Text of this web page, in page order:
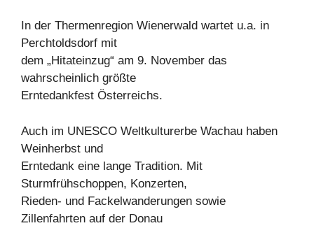
In der Thermenregion Wienerwald wartet u.a. in
Perchtoldsdorf mit
dem „Hitateinzug“ am 9. November das
wahrscheinlich größte
Erntedankfest Österreichs.
Auch im UNESCO Weltkulturerbe Wachau haben
Weinherbst und
Erntedank eine lange Tradition. Mit
Sturmfrühschoppen, Konzerten,
Rieden- und Fackelwanderungen sowie
Zillenfahrten auf der Donau